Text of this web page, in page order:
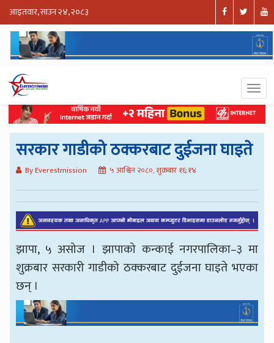
आइतवार, साउन २४, २०८३
सरकार गाडीको ठक्करबाट दुईजना घाइते
By Everestmission ५ आश्विन २०८०, शुक्रबार १६:१४
झापा, ५ असोज । झापाको कन्काई नगरपालिका–३ मा
शुक्रबार सरकारी गाडीको ठक्करबाट दुईजना घाइते भएका
छन् ।